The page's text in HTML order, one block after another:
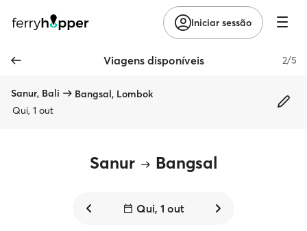
Iniciar sessão
Viagens disponíveis 2/5
Sanur, Bali
Bangsal, Lombok
Qui, 1 out
Sanur Bangsal
Qui, 1 out